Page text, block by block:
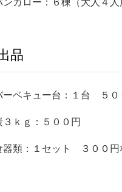
品
ベキュー台：１台 ５０
ｋｇ：５００円
類：１セット ３００円